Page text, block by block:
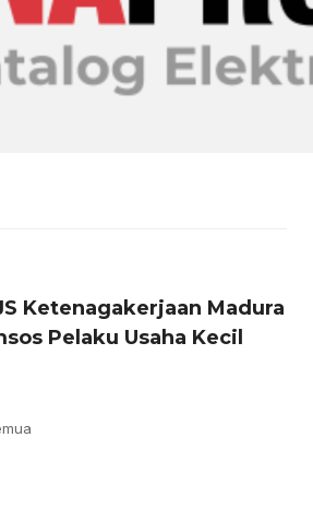
Ketenagakerjaan Madura
Pelaku Usaha Kecil